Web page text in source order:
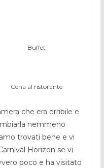
Buffet
Cena al ristorante
che era orribile e
nemmeno
trovati bene e vi
Horizon se vi
poco e ha visitato